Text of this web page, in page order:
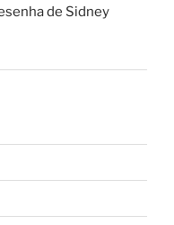
de Sidney